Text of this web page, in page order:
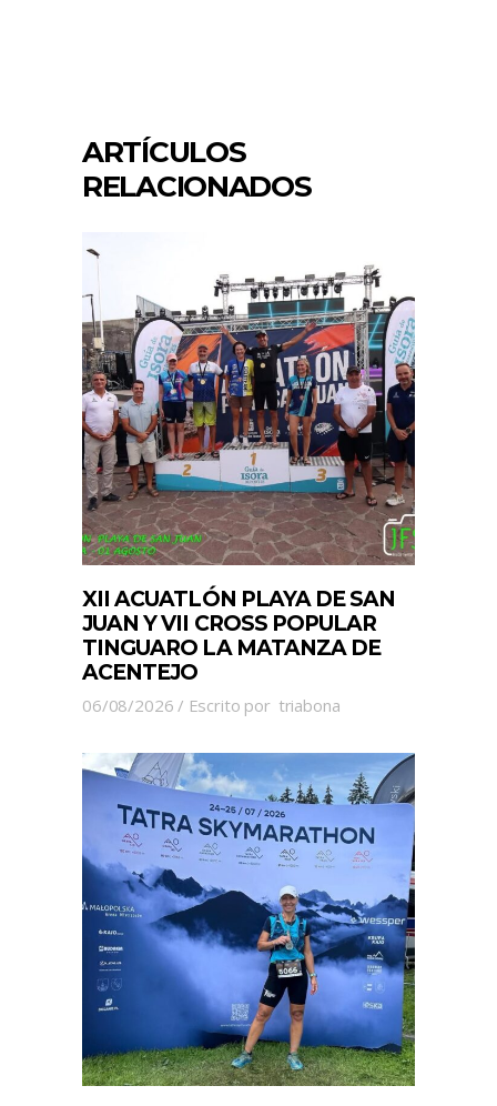
ARTÍCULOS
RELACIONADOS
XII ACUATLÓN PLAYA DE SAN
JUAN Y VII CROSS POPULAR
TINGUARO LA MATANZA DE
ACENTEJO
06/08/2026 Escrito por triabona